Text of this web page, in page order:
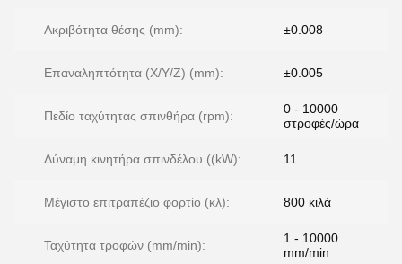
Ακριβότητα θέσης (mm): ±0.008
Επαναληπτότητα (X/Y/Z) (mm): ±0.005
Πεδίο ταχύτητας σπινθήρα (rpm):
0 - 10000
στροφές/ώρα
Δύναμη κινητήρα σπινδέλου ((kW): 11
Μέγιστο επιτραπέζιο φορτίο (κλ): 800 κιλά
Ταχύτητα τροφών (mm/min):
1 - 10000
mm/min